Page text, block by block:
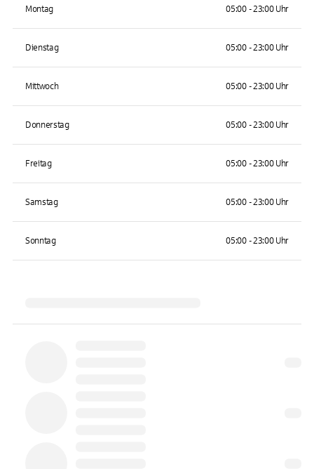
Montag 05:00 - 23:00 Uhr
Dienstag 05:00 - 23:00 Uhr
Mittwoch 05:00 - 23:00 Uhr
Donnerstag 05:00 - 23:00 Uhr
Freitag 05:00 - 23:00 Uhr
Samstag 05:00 - 23:00 Uhr
Sonntag 05:00 - 23:00 Uhr